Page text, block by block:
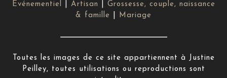
23 NOVEMBRE 2022
Événementiel Artisan
Grossesse, couple, naissance
& famille
Mariage
Toutes les images de ce site appartiennent à Justine
Peilley, toutes utilisations ou reproductions sont